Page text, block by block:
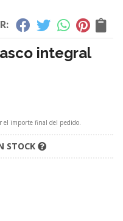
integral
el importe final del pedido.
STOCK